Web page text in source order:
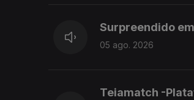
Surpreendido
05 ago. 2026
Teiamatch -